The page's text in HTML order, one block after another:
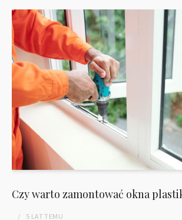
Czy warto zamontować okna
5 LAT TEMU